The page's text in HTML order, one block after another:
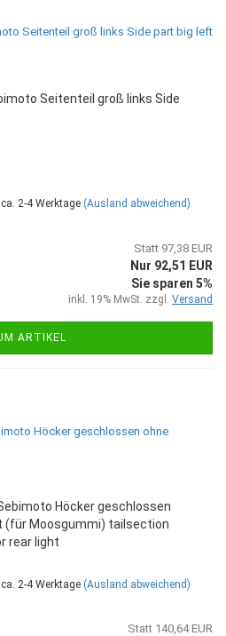
Seitenteil groß links Side
ca. 2-4 Werktage (Ausland abweichend)
Statt 97,38 EUR
Nur 92,51 EUR
Sie sparen 5%
inkl. 19% MwSt. zzgl. Versand
ARTIKEL
Höcker geschlossen
(für Moosgummi) tailsection
rear light
ca. 2-4 Werktage (Ausland abweichend)
Statt 140,64 EUR